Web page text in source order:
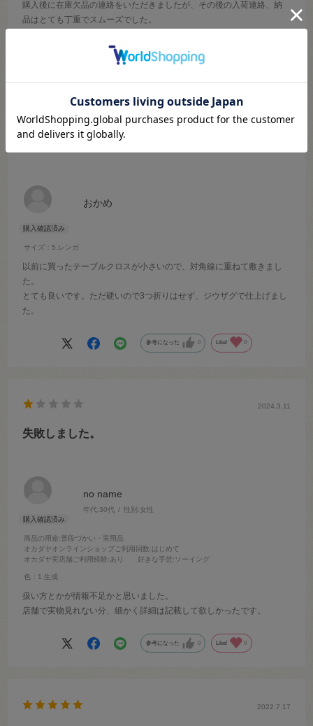
購入後に在庫欠品の連絡をいただきましたが、その後の入荷連絡、納
品はとても丁重でスムーズでした。
参考になった
おかめ
サイズ：5.レンガ
2024.6.17
以前に買ったテーブルクロスが小さいので、対角線に重ねて敷きまし
た。
とても良いです。ただ硬いので3つ折りはせず、ジウザグで仕上げまし
た。
参考になった 0 Like! 0
no name
年代:30代 性別:女性
商品の用途:普段づかい・実用品
オカダヤオンラインショップご利用回数:はじめて
オカダヤ実店舗ご利用経験:あり 好きな手芸:ソーイング
色：1.生成
2024.3.11
失敗しました。
扱い方とかが情報不足かと思いました。
店舗で実物見れない分、細かく詳細は記載して欲しかったです。
参考になった 0 Like! 0
2022.7.17